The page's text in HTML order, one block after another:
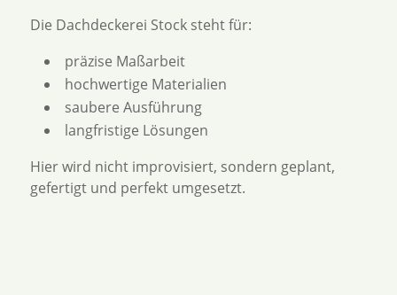
Die Dachdeckerei Stock steht für:
präzise Maßarbeit
hochwertige Materialien
saubere Ausführung
langfristige Lösungen
Hier wird nicht improvisiert, sondern geplant,
gefertigt und perfekt umgesetzt.